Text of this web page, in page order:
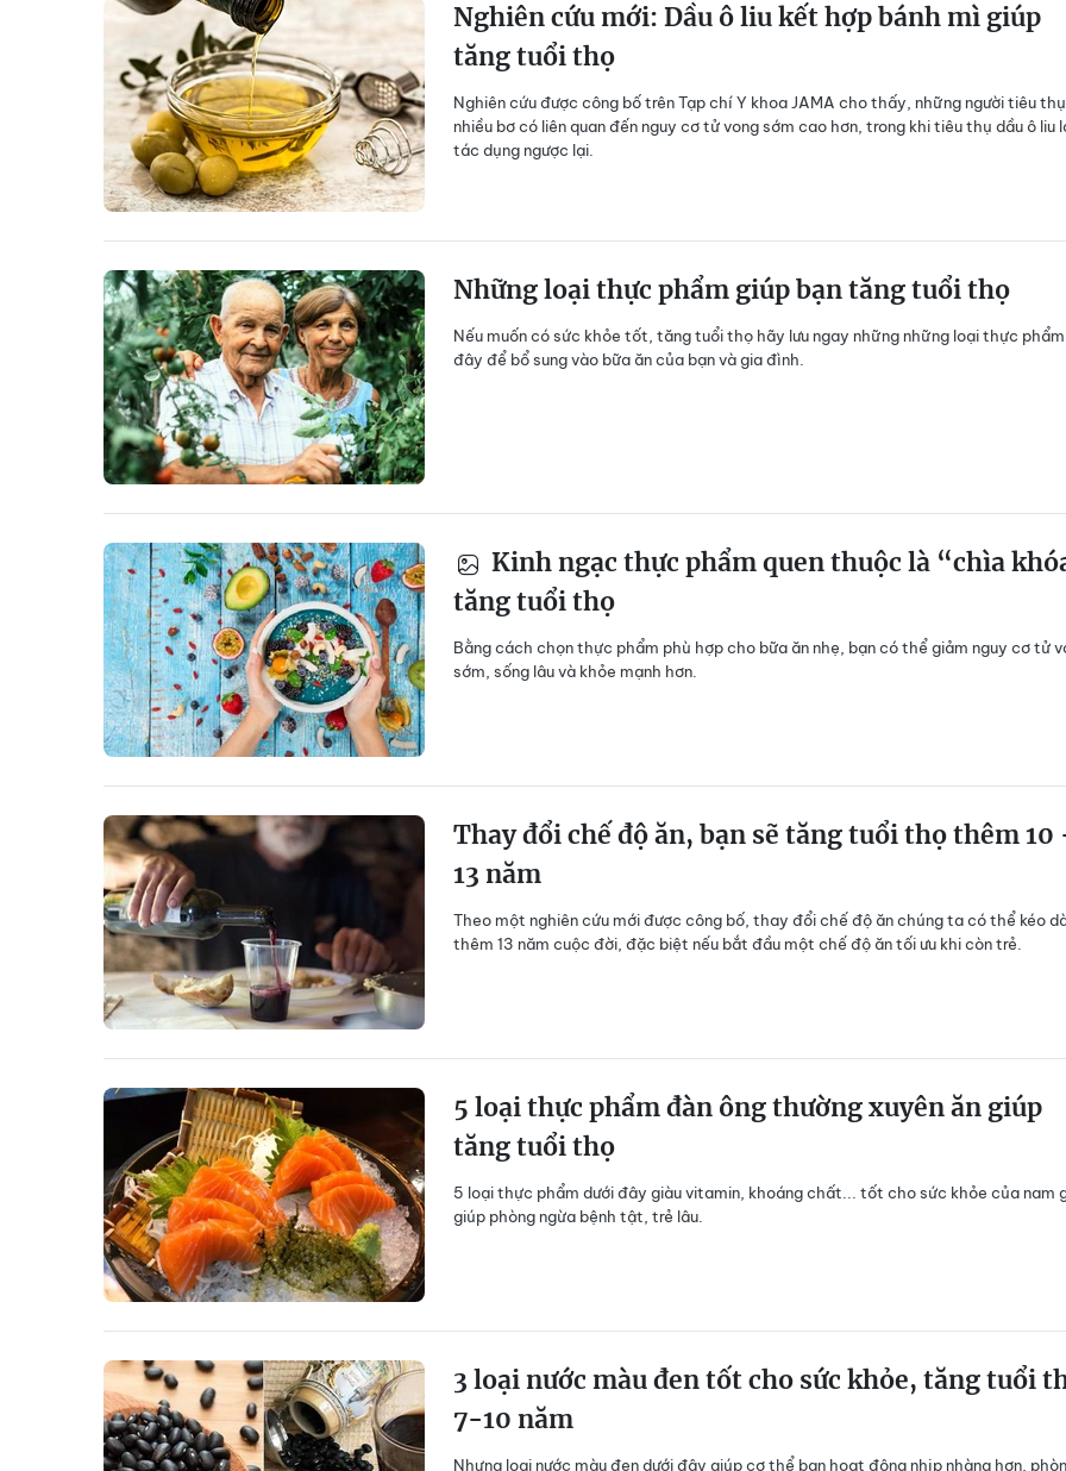
Nghiên cứu mới: Dầu ô liu kết hợp bánh mì giúp
tăng tuổi thọ
Nghiên cứu được công bố trên Tạp chí Y khoa JAMA cho thấy, những người tiêu thụ
nhiều bơ có liên quan đến nguy cơ tử vong sớm cao hơn, trong khi tiêu thụ dầu ô liu
tác dụng ngược lại.
Những loại thực phẩm giúp bạn tăng tuổi thọ
Nếu muốn có sức khỏe tốt, tăng tuổi thọ hãy lưu ngay những những loại thực
đây để bổ sung vào bữa ăn của bạn và gia đình.
Kinh ngạc thực phẩm quen thuộc là “chìa
tăng tuổi thọ
Bằng cách chọn thực phẩm phù hợp cho bữa ăn nhẹ, bạn có thể giảm nguy cơ tử
sớm, sống lâu và khỏe mạnh hơn.
Thay đổi chế độ ăn, bạn sẽ tăng tuổi thọ thêm 10
13 năm
Theo một nghiên cứu mới được công bố, thay đổi chế độ ăn chúng ta có thể kéo
thêm 13 năm cuộc đời, đặc biệt nếu bắt đầu một chế độ ăn tối ưu khi còn trẻ.
5 loại thực phẩm đàn ông thường xuyên ăn giúp
tăng tuổi thọ
5 loại thực phẩm dưới đây giàu vitamin, khoáng chất... tốt cho sức khỏe của nam
giúp phòng ngừa bệnh tật, trẻ lâu.
3 loại nước màu đen tốt cho sức khỏe, tăng tuổi
7-10 năm
Nhưng loại nước màu đen dưới đây giúp cơ thể bạn hoạt động nhịp nhàng hơn,